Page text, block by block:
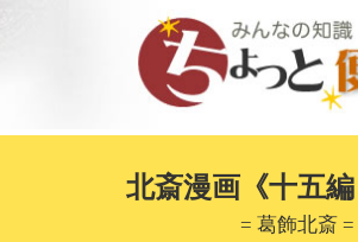
北斎漫画《十五編
= 葛飾北斎 =